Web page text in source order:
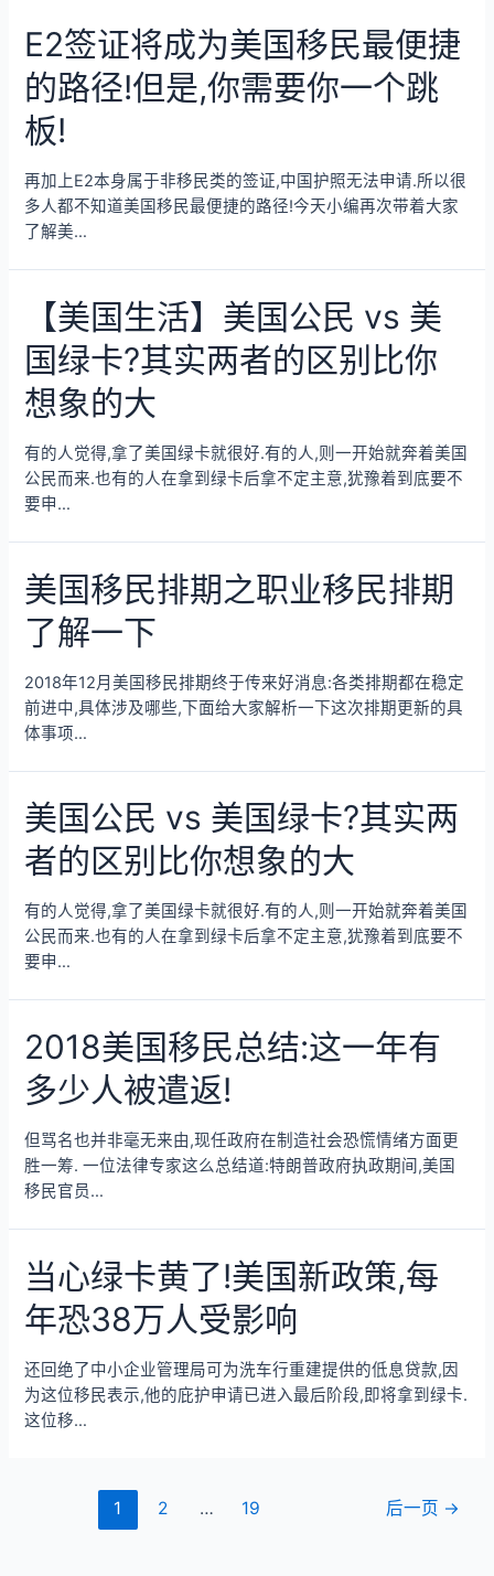
E2签证将成为美国移民最便捷
的路径!但是,你需要你一个跳
板!
再加上E2本身属于非移民类的签证,中国护照无法申请.所以很
多人都不知道美国移民最便捷的路径!今天小编再次带着大家
了解美…
【美国生活】美国公民 vs 美
国绿卡?其实两者的区别比你
想象的大
有的人觉得,拿了美国绿卡就很好.有的人,则一开始就奔着美国
公民而来.也有的人在拿到绿卡后拿不定主意,犹豫着到底要不
要申…
美国移民排期之职业移民排期
了解一下
2018年12月美国移民排期终于传来好消息:各类排期都在稳定
前进中,具体涉及哪些,下面给大家解析一下这次排期更新的具
体事项…
美国公民 vs 美国绿卡?其实两
者的区别比你想象的大
有的人觉得,拿了美国绿卡就很好.有的人,则一开始就奔着美国
公民而来.也有的人在拿到绿卡后拿不定主意,犹豫着到底要不
要申…
2018美国移民总结:这一年有
多少人被遣返!
但骂名也并非毫无来由,现任政府在制造社会恐慌情绪方面更
胜一筹. 一位法律专家这么总结道:特朗普政府执政期间,美国
移民官员…
当心绿卡黄了!美国新政策,每
年恐38万人受影响
还回绝了中小企业管理局可为洗车行重建提供的低息贷款,因
为这位移民表示,他的庇护申请已进入最后阶段,即将拿到绿卡.
这位移…
1 2 … 19 后一页 →